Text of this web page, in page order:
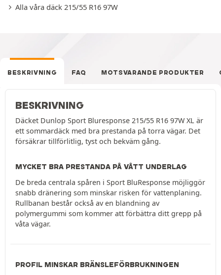
Alla våra däck 215/55 R16 97W
BESKRIVNING FAQ MOTSVARANDE PRODUKTER
BESKRIVNING
Däcket Dunlop Sport Bluresponse 215/55 R16 97W XL är
ett sommardäck med bra prestanda på torra vägar. Det
försäkrar tillförlitlig, tyst och bekväm gång.
MYCKET BRA PRESTANDA PÅ VÅTT UNDERLAG
De breda centrala spåren i Sport BluResponse möjliggör
snabb dränering som minskar risken för vattenplaning.
Rullbanan består också av en blandning av
polymergummi som kommer att förbättra ditt grepp på
våta vägar.
PROFIL MINSKAR BRÄNSLEFÖRBRUKNINGEN